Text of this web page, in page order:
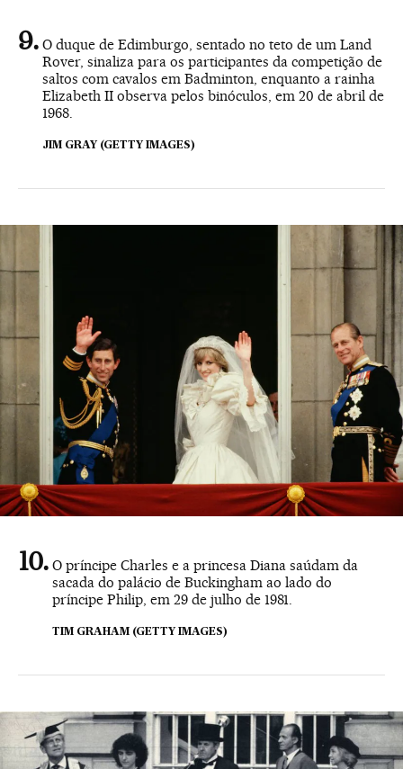
O duque de Edimburgo, sentado no teto de um Land
Rover, sinaliza para os participantes da competição de
saltos com cavalos em Badminton, enquanto a rainha
Elizabeth II observa pelos binóculos, em 20 de abril de
1968.
JIM GRAY (GETTY IMAGES)
O príncipe Charles e a princesa Diana saúdam da
sacada do palácio de Buckingham ao lado do
príncipe Philip, em 29 de julho de 1981.
TIM GRAHAM (GETTY IMAGES)